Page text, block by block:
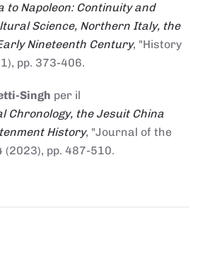
Napoleon: Continuity and
Science, Northern Italy, the
Nineteenth Century, "History
pp. 373-406.
Singh per il
Chronology, the Jesuit China
History, "Journal of the
(2023), pp. 487-510.